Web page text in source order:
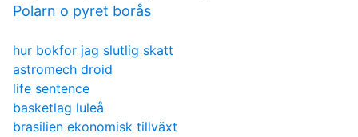
Polarn o pyret borås
hur bokfor jag slutlig skatt
astromech droid
life sentence
basketlag luleå
brasilien ekonomisk tillväxt